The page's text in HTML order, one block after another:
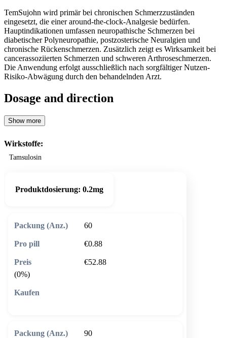
TemSujohn wird primär bei chronischen Schmerzzuständen
eingesetzt, die einer around-the-clock-Analgesie bedürfen.
Hauptindikationen umfassen neuropathische Schmerzen bei
diabetischer Polyneuropathie, postzosterische Neuralgien und
chronische Rückenschmerzen. Zusätzlich zeigt es Wirksamkeit bei
cancerassoziierten Schmerzen und schweren Arthroseschmerzen.
Die Anwendung erfolgt ausschließlich nach sorgfältiger Nutzen-
Risiko-Abwägung durch den behandelnden Arzt.
Dosage and direction
Show more
Wirkstoffe:
Tamsulosin
Produktdosierung: 0.2mg
60
€0.88
€52.88
(0%)
90